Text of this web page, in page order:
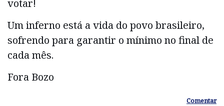
votar!
Um inferno está a vida do povo brasileiro,
sofrendo para garantir o mínimo no final de
cada mês.
Fora Bozo
Comentar